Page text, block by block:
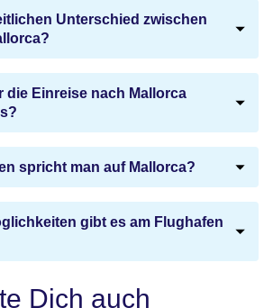
Unterschied zwischen
die Einreise nach Mallorca
spricht man auf Mallorca?
gibt es am Flughafen
Dich auch